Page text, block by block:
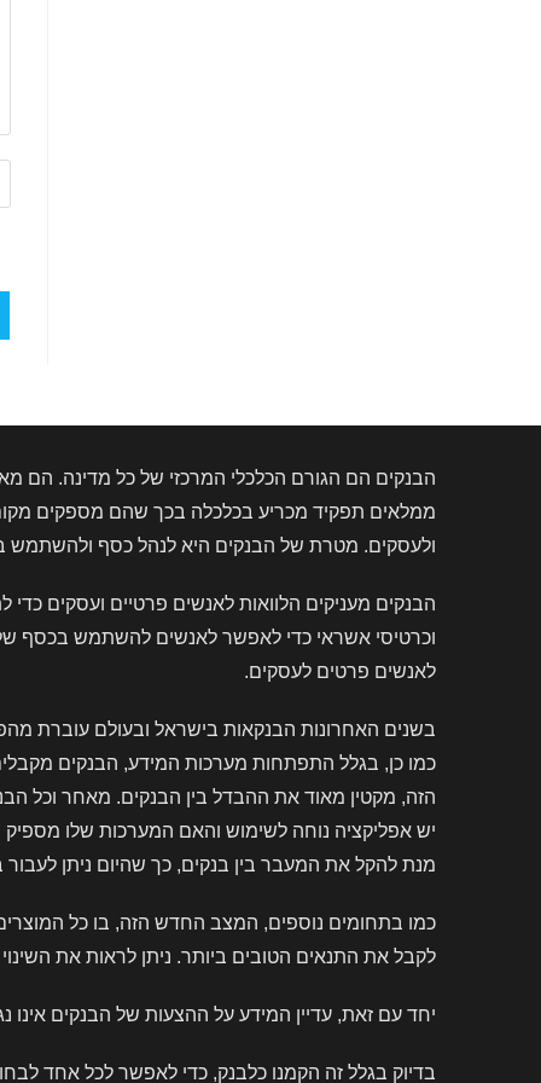
הבנקים הם הגורם הכלכלי המרכזי של כל מדינה. הם
ממלאים תפקיד מכריע בכלכלה בכך שהם מספקים
ולעסקים. מטרת של הבנקים היא לנהל כסף ולהשתמש
הבנקים מעניקים הלוואות לאנשים פרטיים ועסקים
וכרטיסי אשראי כדי לאפשר לאנשים להשתמש בכסף
לאנשים פרטים לעסקים.
בשנים האחרונות הבנקאות בישראל ובעולם עוברת
כמו כן, בגלל התפתחות מערכות המידע, הבנקים
הזה, מקטין מאוד את ההבדל בין הבנקים. מאחר וכל
יש אפליקציה נוחה לשימוש והאם המערכות שלו
מנת להקל את המעבר בין בנקים, כך שהיום ניתן
כמו בתחומים נוספים, המצב החדש הזה, בו כל
לקבל את התנאים הטובים ביותר. ניתן לראות את
יחד עם זאת, עדיין המידע על ההצעות של הבנקים
בדיוק בגלל זה הקמנו כלבנק, כדי לאפשר לכל אחד